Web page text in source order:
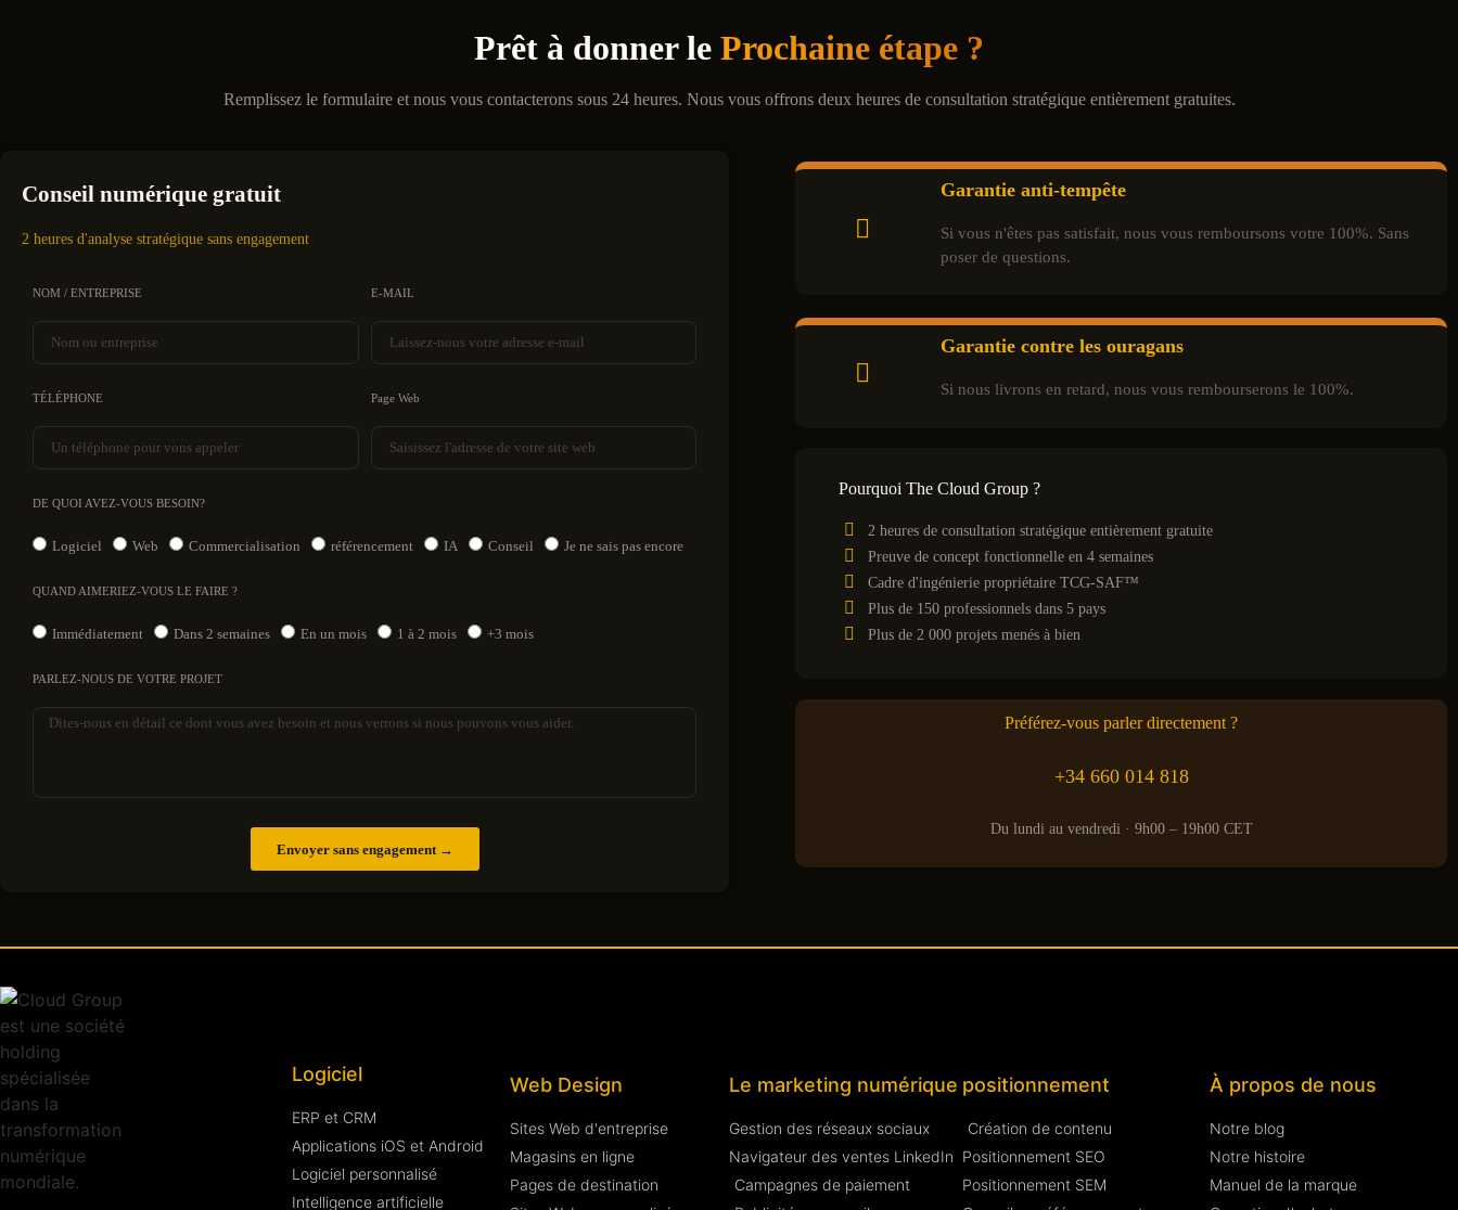
Prêt à donner le Prochaine étape ?
Remplissez le formulaire et nous vous contacterons sous 24 heures. Nous vous offrons deux heures de consultation stratégique entièrement gratuites.
Conseil numérique gratuit
2 heures d'analyse stratégique sans engagement
NOM / ENTREPRISE E-MAIL
TÉLÉPHONE Page Web
DE QUOI AVEZ-VOUS BESOIN?
Logiciel Web Commercialisation référencement IA Conseil Je ne sais pas encore
QUAND AIMERIEZ-VOUS LE FAIRE ?
Immédiatement Dans 2 semaines En un mois 1 à 2 mois +3 mois
PARLEZ-NOUS DE VOTRE PROJET
Envoyer sans engagement →
Garantie anti-tempête
Si vous n'êtes pas satisfait, nous vous remboursons votre 100%. Sans
poser de questions.
Garantie contre les ouragans
Si nous livrons en retard, nous vous rembourserons le 100%.
Pourquoi The Cloud Group ?
2 heures de consultation stratégique entièrement gratuite
Preuve de concept fonctionnelle en 4 semaines
Cadre d'ingénierie propriétaire TCG-SAF™
Plus de 150 professionnels dans 5 pays
Plus de 2 000 projets menés à bien
Préférez-vous parler directement ?
+34 660 014 818
Du lundi au vendredi · 9h00 – 19h00 CET
Logiciel
ERP et CRM
Applications iOS et Android
Logiciel personnalisé
Intelligence artificielle
Web Design
Sites Web d'entreprise
Magasins en ligne
Pages de destination
Le marketing numérique
Gestion des réseaux sociaux
Navigateur des ventes LinkedIn
Campagnes de paiement
positionnement
Création de contenu
Positionnement SEO
Positionnement SEM
À propos de nous
Notre blog
Notre histoire
Manuel de la marque